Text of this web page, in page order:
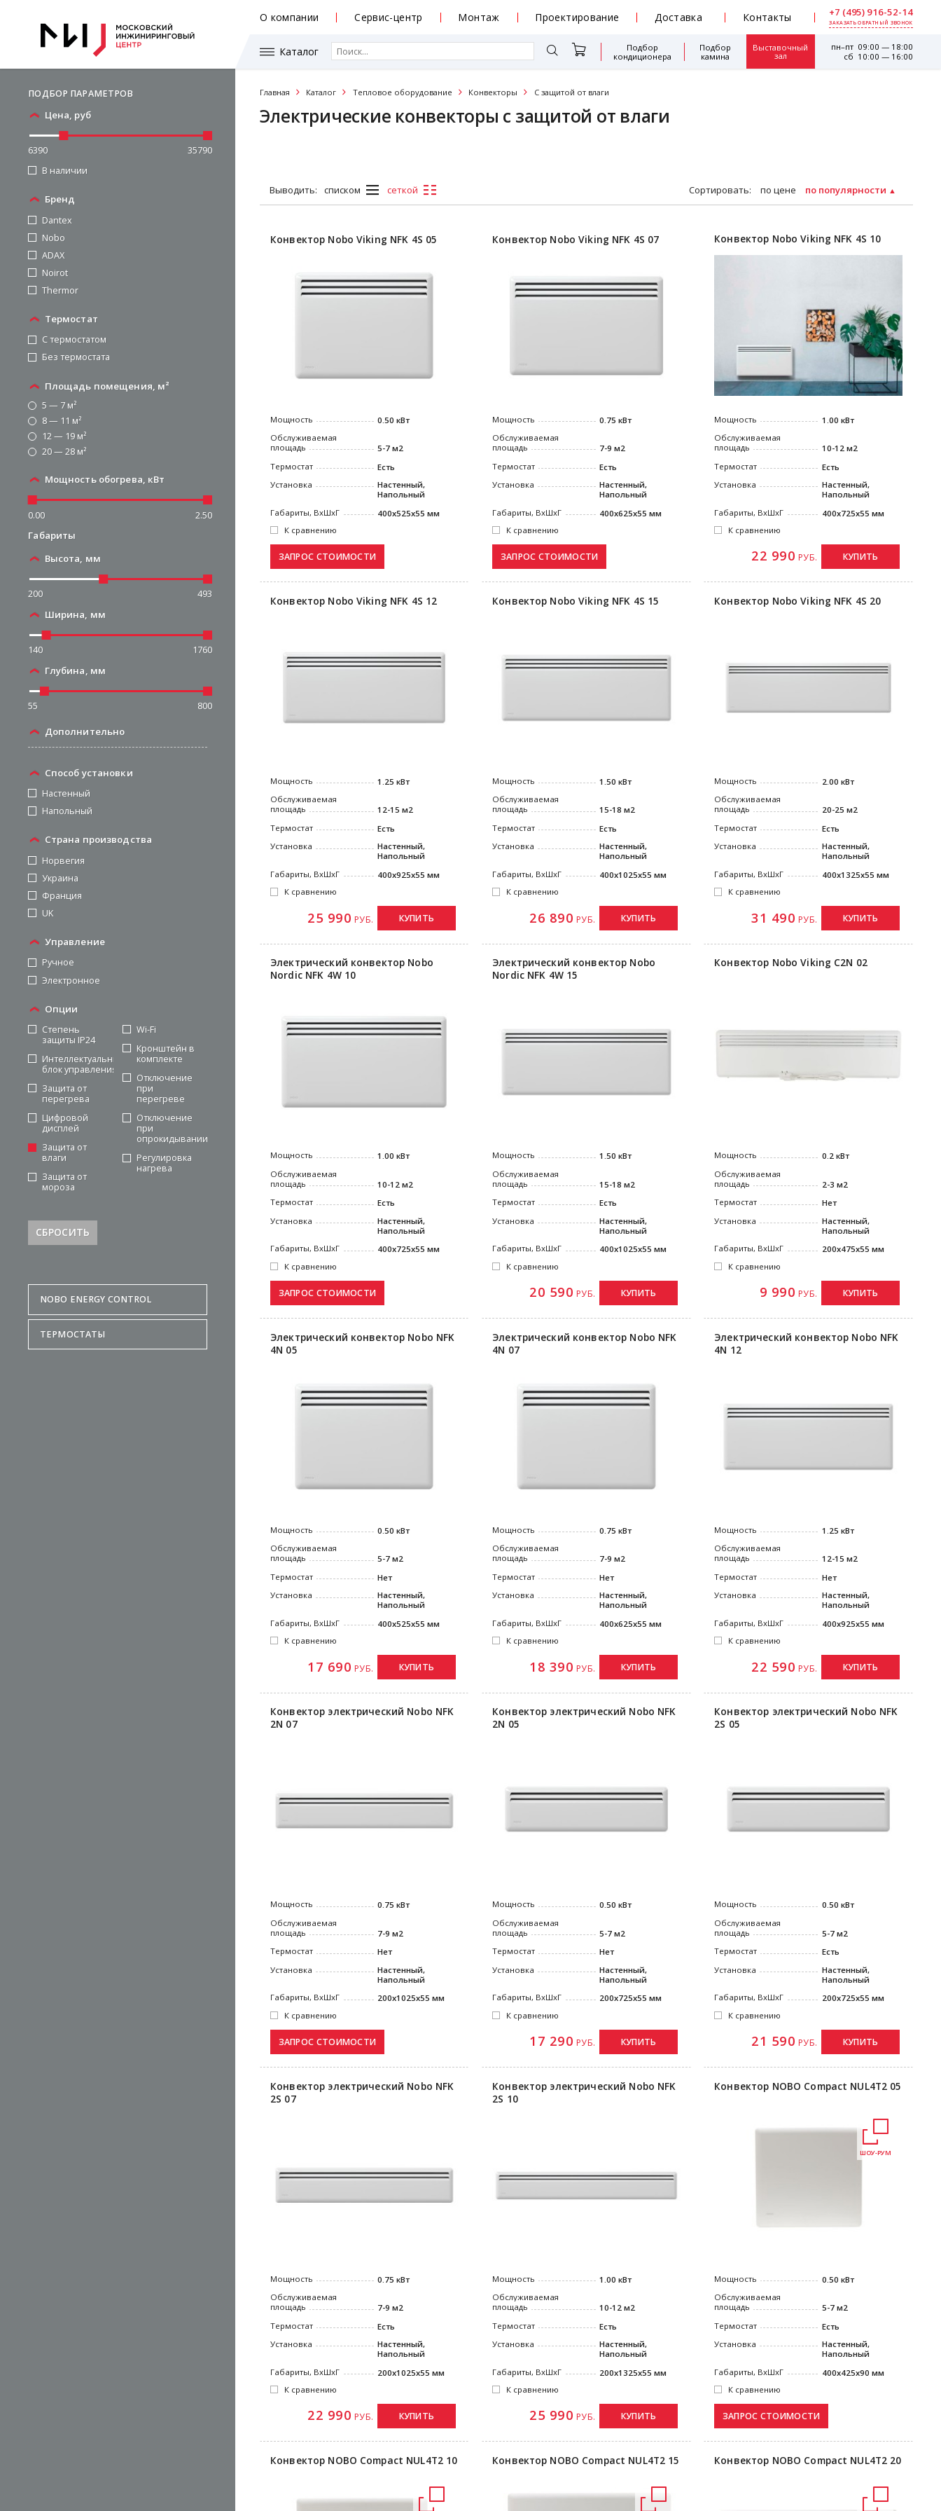
О компании Сервис-центр Монтаж Проектирование Доставка Контакты +7 (495) 916-52-14
ЗАКАЗАТЬ ОБРАТНЫЙ ЗВОНОК
Каталог
Подбор
кондиционера
Подбор
камина
Выставочный
зал
пн–пт 09:00 — 18:00
сб 10:00 — 16:00
ПОДБОР ПАРАМЕТРОВ
Цена, руб
6390
35790
В наличии
Бренд
Dantex
Nobo
ADAX
Noirot
Thermor
Термостат
С термостатом
Без термостата
Площадь помещения, м²
5 — 7 м²
8 — 11 м²
12 — 19 м²
20 — 28 м²
Мощность обогрева, кВт
0.00 2.50
Габариты
Высота, мм
200 493
Ширина, мм
140 1760
Глубина, мм
55 800
Дополнительно
Способ установки
Настенный
Напольный
Страна производства
Норвегия
Украина
Франция
UK
Управление
Ручное
Электронное
Опции
Степень
защиты IP24
Интеллектуальный
блок управления
Защита от
перегрева
Цифровой
дисплей
Защита от
влаги
Защита от
мороза
Wi-Fi
Кронштейн в
комплекте
Отключение
при
перегреве
Отключение
при
опрокидывании
Регулировка
нагрева
СБРОСИТЬ
NOBO ENERGY CONTROL
ТЕРМОСТАТЫ
Главная Каталог Тепловое оборудование Конвекторы С защитой от влаги
Электрические конвекторы с защитой от влаги
Выводить: списком сеткой Сортировать: по цене по популярности
Конвектор Nobo Viking NFK 4S 05
Мощность
0.50 кВт
Обслуживаемая
площадь
5-7 м2
Термостат
Есть
Установка
Настенный,
Напольный
Габариты, ВxШxГ
400x525x55 мм
К сравнению
Конвектор Nobo Viking NFK 4S 07
Мощность
0.75 кВт
Обслуживаемая
площадь
7-9 м2
Термостат
Есть
Установка
Настенный,
Напольный
Габариты, ВxШxГ
400x625x55 мм
К сравнению
Конвектор Nobo Viking NFK 4S 10
Мощность
1.00 кВт
Обслуживаемая
площадь
10-12 м2
Термостат
Есть
Установка
Настенный,
Напольный
Габариты, ВxШxГ
400x725x55 мм
К сравнению
22 990 РУБ. КУПИТЬ
Конвектор Nobo Viking NFK 4S 12
Мощность
1.25 кВт
Обслуживаемая
площадь
12-15 м2
Термостат
Есть
Установка
Настенный,
Напольный
Габариты, ВxШxГ
400x925x55 мм
К сравнению
25 990 РУБ. КУПИТЬ
Конвектор Nobo Viking NFK 4S 15
Мощность
1.50 кВт
Обслуживаемая
площадь
15-18 м2
Термостат
Есть
Установка
Настенный,
Напольный
Габариты, ВxШxГ
400x1025x55 мм
К сравнению
26 890 РУБ. КУПИТЬ
Конвектор Nobo Viking NFK 4S 20
Мощность
2.00 кВт
Обслуживаемая
площадь
20-25 м2
Термостат
Есть
Установка
Настенный,
Напольный
Габариты, ВxШxГ
400x1325x55 мм
К сравнению
31 490 РУБ. КУПИТЬ
Электрический конвектор Nobo
Nordic NFK 4W 10
Мощность
1.00 кВт
Обслуживаемая
площадь
10-12 м2
Термостат
Есть
Установка
Настенный,
Напольный
Габариты, ВxШxГ
400x725x55 мм
К сравнению
Электрический конвектор Nobo
Nordic NFK 4W 15
Мощность
1.50 кВт
Обслуживаемая
площадь
15-18 м2
Термостат
Есть
Установка
Настенный,
Напольный
Габариты, ВxШxГ
400x1025x55 мм
К сравнению
20 590 РУБ. КУПИТЬ
Конвектор Nobo Viking C2N 02
Мощность
0.2 кВт
Обслуживаемая
площадь
2-3 м2
Термостат
Нет
Установка
Настенный,
Напольный
Габариты, ВxШxГ
200x475x55 мм
К сравнению
9 990 РУБ. КУПИТЬ
Электрический конвектор Nobo NFK
4N 05
Мощность
0.50 кВт
Обслуживаемая
площадь
5-7 м2
Термостат
Нет
Установка
Настенный,
Напольный
Габариты, ВxШxГ
400x525x55 мм
К сравнению
17 690 РУБ. КУПИТЬ
Электрический конвектор Nobo NFK
4N 07
Мощность
0.75 кВт
Обслуживаемая
площадь
7-9 м2
Термостат
Нет
Установка
Настенный,
Напольный
Габариты, ВxШxГ
400x625x55 мм
К сравнению
18 390 РУБ. КУПИТЬ
Электрический конвектор Nobo NFK
4N 12
Мощность
1.25 кВт
Обслуживаемая
площадь
12-15 м2
Термостат
Нет
Установка
Настенный,
Напольный
Габариты, ВxШxГ
400x925x55 мм
К сравнению
22 590 РУБ. КУПИТЬ
Конвектор электрический Nobo NFK
2N 07
Мощность
0.75 кВт
Обслуживаемая
площадь
7-9 м2
Термостат
Нет
Установка
Настенный,
Напольный
Габариты, ВxШxГ
200x1025x55 мм
К сравнению
Конвектор электрический Nobo NFK
2N 05
Мощность
0.50 кВт
Обслуживаемая
площадь
5-7 м2
Термостат
Нет
Установка
Настенный,
Напольный
Габариты, ВxШxГ
200x725x55 мм
К сравнению
17 290 РУБ. КУПИТЬ
Конвектор электрический Nobo NFK
2S 05
Мощность
0.50 кВт
Обслуживаемая
площадь
5-7 м2
Термостат
Есть
Установка
Настенный,
Напольный
Габариты, ВxШxГ
200x725x55 мм
К сравнению
21 590 РУБ. КУПИТЬ
Конвектор электрический Nobo NFK
2S 07
Мощность
0.75 кВт
Обслуживаемая
площадь
7-9 м2
Термостат
Есть
Установка
Настенный,
Напольный
Габариты, ВxШxГ
200x1025x55 мм
К сравнению
22 990 РУБ. КУПИТЬ
Конвектор электрический Nobo NFK
2S 10
Мощность
1.00 кВт
Обслуживаемая
площадь
10-12 м2
Термостат
Есть
Установка
Настенный,
Напольный
Габариты, ВxШxГ
200x1325x55 мм
К сравнению
25 990 РУБ. КУПИТЬ
Конвектор NOBO Compact NUL4T2 05
ШОУ-РУМ
Мощность
0.50 кВт
Обслуживаемая
площадь
5-7 м2
Термостат
Есть
Установка
Настенный,
Напольный
Габариты, ВxШxГ
400x425x90 мм
К сравнению
Конвектор NOBO Compact NUL4T2 10 Конвектор NOBO Compact NUL4T2 15 Конвектор NOBO Compact NUL4T2 20